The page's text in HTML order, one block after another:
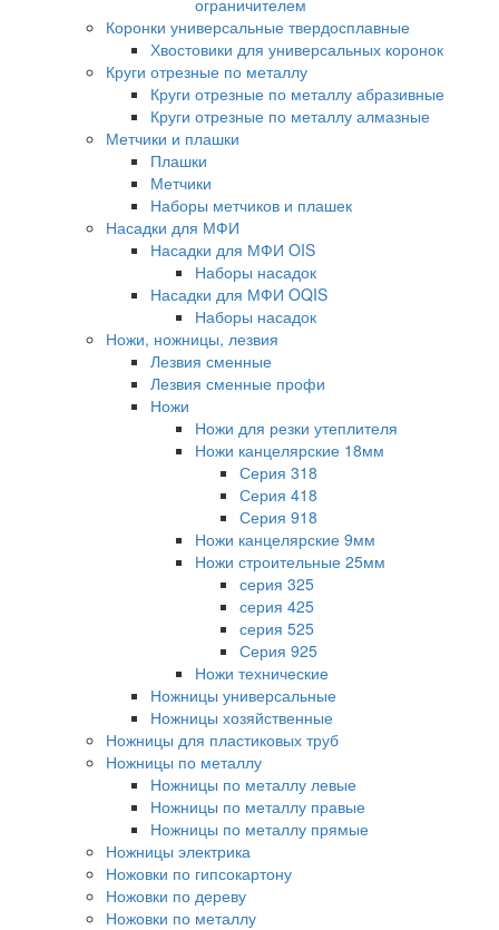
ограничителем
Коронки универсальные твердосплавные
Хвостовики для универсальных коронок
Круги отрезные по металлу
Круги отрезные по металлу абразивные
Круги отрезные по металлу алмазные
Метчики и плашки
Плашки
Метчики
Наборы метчиков и плашек
Насадки для МФИ
Насадки для МФИ OIS
Наборы насадок
Насадки для МФИ OQIS
Наборы насадок
Ножи, ножницы, лезвия
Лезвия сменные
Лезвия сменные профи
Ножи
Ножи для резки утеплителя
Ножи канцелярские 18мм
Серия 318
Серия 418
Серия 918
Ножи канцелярские 9мм
Ножи строительные 25мм
серия 325
серия 425
серия 525
Серия 925
Ножи технические
Ножницы универсальные
Ножницы хозяйственные
Ножницы для пластиковых труб
Ножницы по металлу
Ножницы по металлу левые
Ножницы по металлу правые
Ножницы по металлу прямые
Ножницы электрика
Ножовки по гипсокартону
Ножовки по дереву
Ножовки по металлу